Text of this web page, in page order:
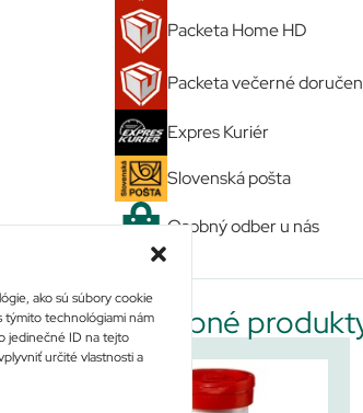
ako sú súbory cookie
týmito technológiami nám
jedinečné ID na tejto
určité vlastnosti a
Packeta Home HD
Packeta večerné
Expres Kuriér
Slovenská pošta
Osobný odber u nás
Podobné